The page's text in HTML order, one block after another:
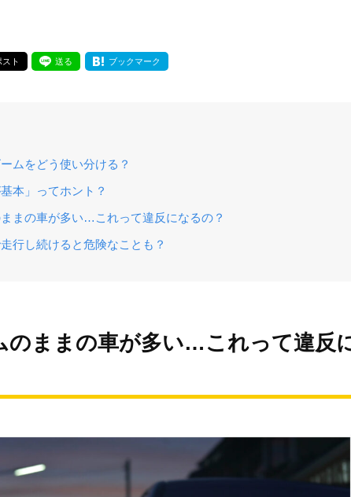
スト 送る ブックマーク
ムをどう使い分ける？
本」ってホント？
まの車が多い…これって違反になるの？
行し続けると危険なことも？
のままの車が多い…これって違反